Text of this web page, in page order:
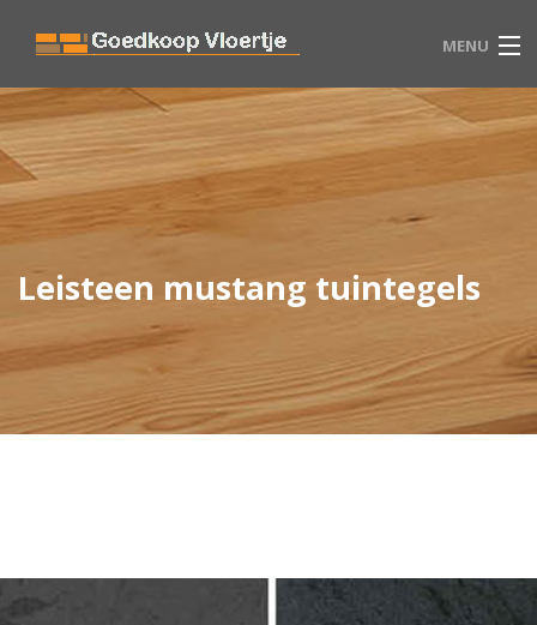
MENU
HOME
VLOEREN
WINKEL
BLOG
Leisteen mustang tuintegels